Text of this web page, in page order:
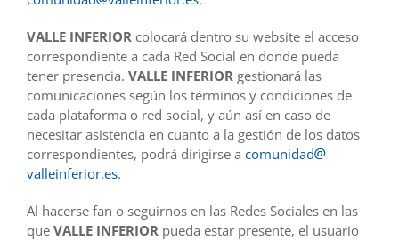
VALLE INFERIORcolocará dentro su website el acceso
correspondiente a cada Red Social en donde pueda
tener presencia. VALLE INFERIORgestionará las
comunicaciones según los términos y condiciones de
cada plataforma o red social, y aún así en caso de
necesitar asistencia en cuanto a la gestión de los datos
correspondientes, podrá dirigirse a comunidad
valleinferior.es.
Al hacerse fan o seguirnos en las Redes Sociales en las
que VALLE INFERIORpueda estar presente, el usuario